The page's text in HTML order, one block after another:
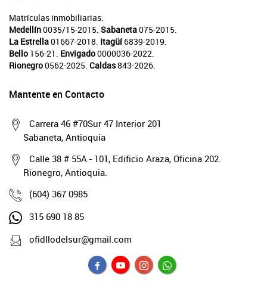
Matrículas inmobiliarias:
Medellín0035/15-2015. Sabaneta075-2015.
La Estrella01667-2018. Itagüí6839-2019.
Bello 156-21. Envigado0000036-2022.
Rionegro0562-2025. Caldas843-2026.
Mantente en Contacto
Carrera 46 #70Sur 47 Interior 201
Sabaneta, Antioquia
Calle 38 # 55A - 101, Edificio Araza, Oficina 202.
Rionegro, Antioquia.
(604) 367 0985
315 690 18 85
ofidllodelsur@gmail.com